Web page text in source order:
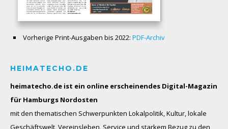
Vorherige Print-Ausgaben bis 2022: PDF-Archiv
HEIMATECHO.DE
heimatecho.de ist ein online erscheinendes Digital-Magazin
für Hamburgs Nordosten
mit den thematischen Schwerpunkten Lokalpolitik, Kultur, lokale
Geschäftswelt, Vereinsleben, Service und starkem Bezug zu den